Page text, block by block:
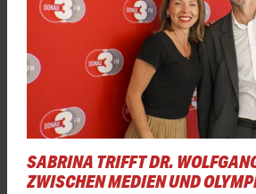
SABRINA TRIFFT DR.
WISCHEN MEDIEN UND